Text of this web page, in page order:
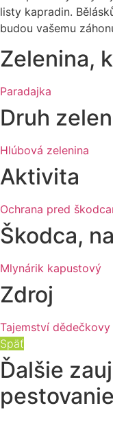
listy kapradin.
budou vaše­mu
Zelenina,
Paradajka
Druh
Hlúbová zelenina
Aktivita
Ochrana pred
Škodca,
Mlynárik kapustový
Zdroj
Tajemství
Späť
Ďalšie
pestovanie